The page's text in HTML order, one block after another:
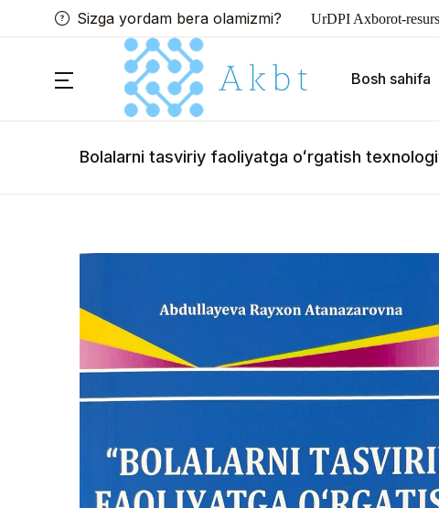
Sizga yordam bera olamizmi? UrDPI Axborot-
Bosh sahifa
Bоlаlаrni tаsviriу fаоliуatgа оʻrgаtish